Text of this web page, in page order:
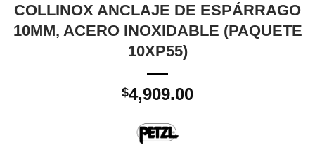
COLLINOX ANCLAJE DE ESPÁRRAGO
10MM, ACERO INOXIDABLE (PAQUETE
10XP55)
$4,909.00